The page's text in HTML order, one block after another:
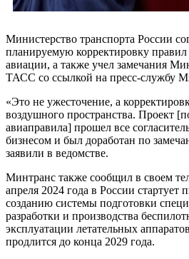
Министерство транспорта России
планируемую корректировку
авиации, а также учел замечания
ТАСС со ссылкой на пресс-службу
«Это не ужесточение, а
воздушного пространства. Проект
авиаправила] прошел все
бизнесом и был доработан по
заявили в ведомстве.
Минтранс также сообщил в своем
апреля 2024 года в России стартует
созданию системы подготовки
разработки и производства
эксплуатации летательных
продлится до конца 2029 года.